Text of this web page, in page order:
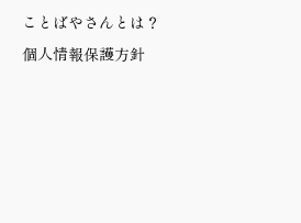
ことばやさんとは？
個人情報保護方針